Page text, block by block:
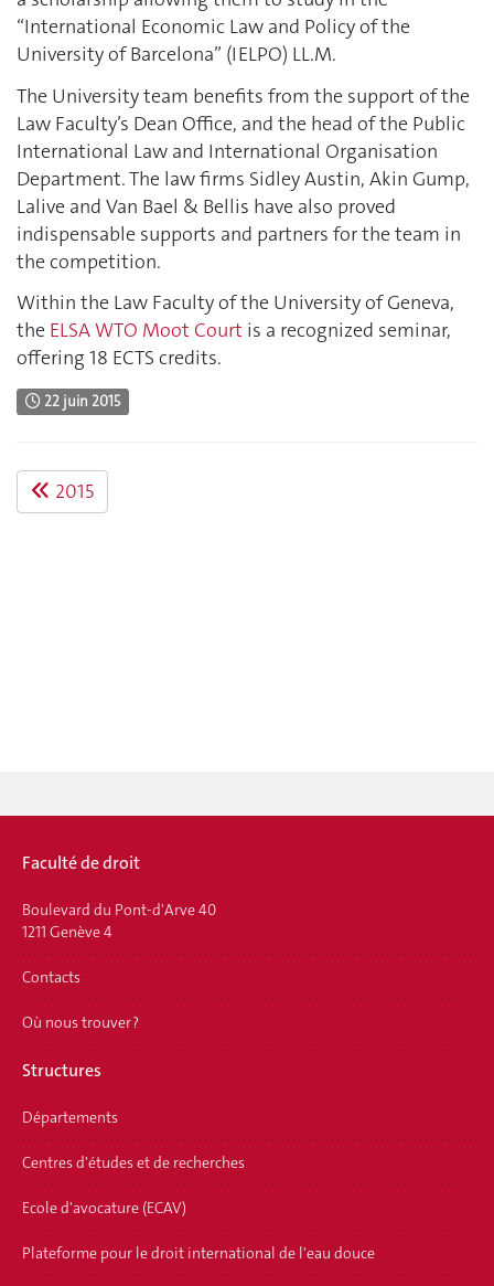
“International Economic Law and Policy of the
University of Barcelona” (IELPO) LL.M.
The University team benefits from the support of the
Law Faculty’s Dean Office, and the head of the Public
International Law and International Organisation
Department. The law firms Sidley Austin, Akin Gump,
Lalive and Van Bael & Bellis have also proved
indispensable supports and partners for the team in
the competition.
Within the Law Faculty of the University of Geneva,
the ELSA WTO Moot Court is a recognized seminar,
offering 18 ECTS credits.
22 juin 2015
2015
Faculté de droit
Boulevard du Pont-d'Arve 40
1211 Genève 4
Contacts
Où nous trouver ?
Structures
Départements
Centres d'études et de recherches
Ecole d'avocature (ECAV)
Plateforme pour le droit international de l'eau douce